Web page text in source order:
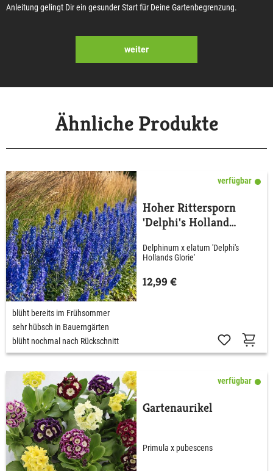
Anleitung gelingt Dir ein gesunder Start für Deine Gartenbegrenzung.
weiter
Ähnliche Produkte
verfügbar
Hoher Rittersporn
'Delphi's Holland
Delphinum x elatum 'Delphi's
Hollands Glorie'
12,99 €
blüht bereits im Frühsommer
sehr hübsch in Bauerngärten
blüht nochmal nach Rückschnitt
verfügbar
Gartenaurikel
Primula x pubescens